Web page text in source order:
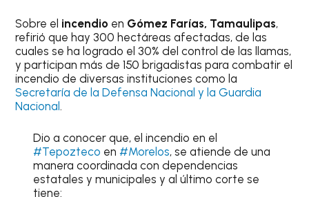
Sobre el incendio en Gómez Farías, Tamaulipas,
refirió que hay 300 hectáreas afectadas, de las
cuales se ha logrado el 30% del control de las llamas,
y participan más de 150 brigadistas para combatir el
incendio de diversas instituciones como la
Secretaría de la Defensa Nacional y la Guardia
Nacional.
Dio a conocer que, el incendio en el
#Tepozteco en #Morelos, se atiende de una
manera coordinada con dependencias
estatales y municipales y al último corte se
tiene: